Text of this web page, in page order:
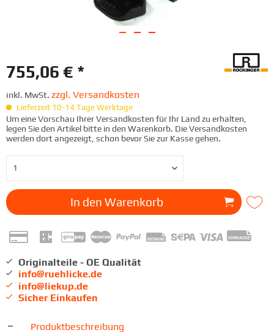
755,06 € *
inkl. MwSt. zzgl. Versandkosten
Lieferzeit 10-14 Tage Werktage
Um eine Vorschau Ihrer Versandkosten für Ihr Land zu erhalten,
legen Sie den Artikel bitte in den Warenkorb. Die Versandkosten
werden dort angezeigt, schon bevor Sie zur Kasse gehen.
In den Warenkorb
Originalteile - OE Qualität
info@ruehlicke.de
info@liekup.de
Sicher Einkaufen
Produktbeschreibung